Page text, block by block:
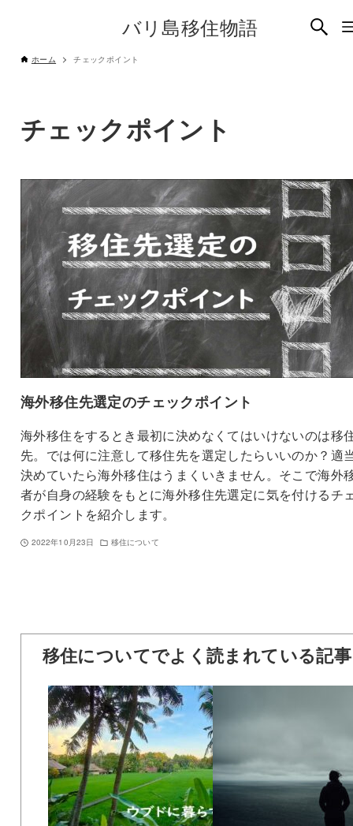
バリ島移住物語
ホーム チェックポイント
チェックポイント
海外移住先選定のチェックポイント
海外移住をするとき最初に決めなくてはいけないのは移
先。では何に注意して移住先を選定したらいいのか？適
決めていたら海外移住はうまくいきません。そこで海外
者が自身の経験をもとに海外移住先選定に気を付けるチ
クポイントを紹介します。
2022年10月23日 移住について
移住についてでよく読まれている記事